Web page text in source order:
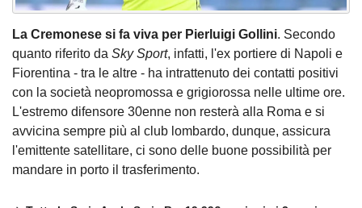
La Cremonese si fa viva per Pierluigi Gollini. Secondo
quanto riferito da Sky Sport, infatti, l'ex portiere di Napoli e
Fiorentina - tra le altre - ha intrattenuto dei contatti positivi
con la società neopromossa e grigiorossa nelle ultime ore.
L'estremo difensore 30enne non resterà alla Roma e si
avvicina sempre più al club lombardo, dunque, assicura
l'emittente satellitare, ci sono delle buone possibilità per
mandare in porto il trasferimento.